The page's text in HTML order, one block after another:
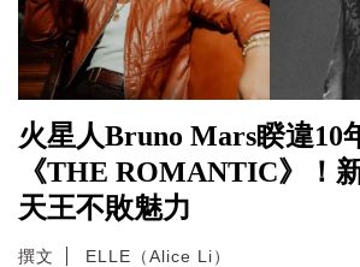
火星人Bruno Mars睽違10
《THE ROMANTIC》！
天王不敗魅力
撰文 ELLE（Alice Li）